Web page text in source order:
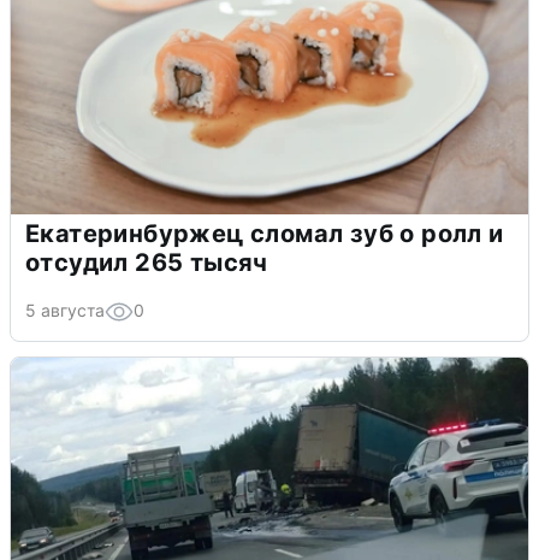
Екатеринбуржец сломал зуб о ролл и
отсудил 265 тысяч
5 августа 0